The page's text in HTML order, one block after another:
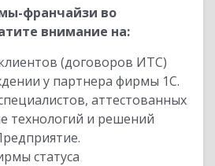
франчайзи во
внимание на:
(договоров ИТС)
у партнера фирмы 1С.
аттестованных
технологий и решений
статуса